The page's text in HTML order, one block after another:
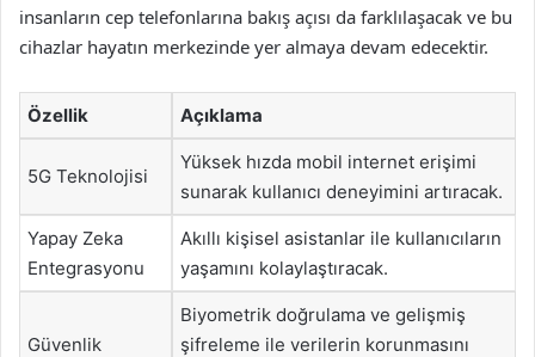
insanların cep telefonlarına bakış açısı da farklılaşacak ve bu
cihazlar hayatın merkezinde yer almaya devam edecektir.
Özellik Açıklama
5G Teknolojisi
Yüksek hızda mobil internet erişimi
sunarak kullanıcı deneyimini artıracak.
Yapay Zeka
Entegrasyonu
Akıllı kişisel asistanlar ile kullanıcıların
yaşamını kolaylaştıracak.
Güvenlik
Biyometrik doğrulama ve gelişmiş
şifreleme ile verilerin korunmasını